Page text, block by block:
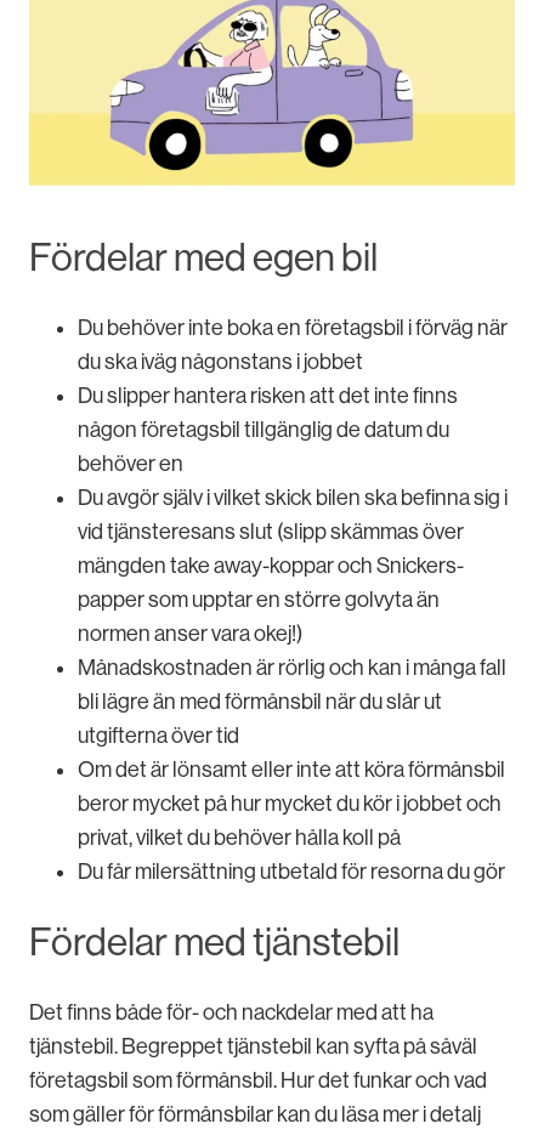
Fördelar med egen bil
Du behöver inte boka en företagsbil i förväg när
du ska iväg någonstans i jobbet
Du slipper hantera risken att det inte finns
någon företagsbil tillgänglig de datum du
behöver en
Du avgör själv i vilket skick bilen ska befinna sig i
vid tjänsteresans slut (slipp skämmas över
mängden take away-koppar och Snickers-
papper som upptar en större golvyta än
normen anser vara okej!)
Månadskostnaden är rörlig och kan i många fall
bli lägre än med förmånsbil när du slår ut
utgifterna över tid
Om det är lönsamt eller inte att köra förmånsbil
beror mycket på hur mycket du kör i jobbet och
privat, vilket du behöver hålla koll på
Du får milersättning utbetald för resorna du gör
Fördelar med tjänstebil
Det finns både för- och nackdelar med att ha
tjänstebil. Begreppet tjänstebil kan syfta på såväl
företagsbil som förmånsbil. Hur det funkar och vad
som gäller för förmånsbilar kan du läsa mer i detalj